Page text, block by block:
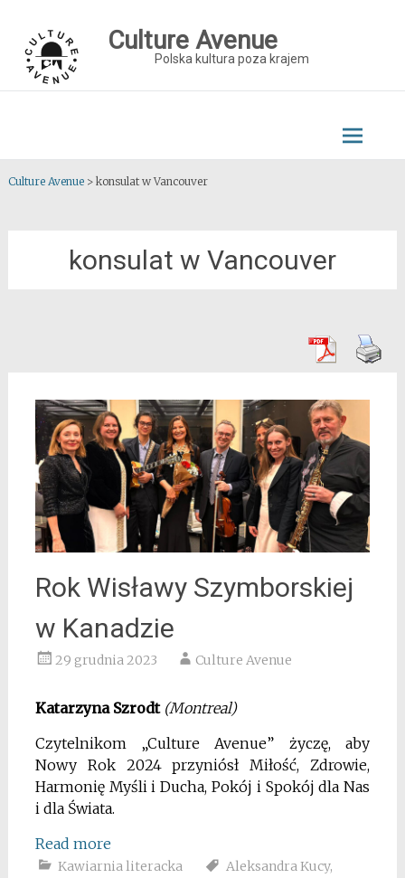
content
Culture Avenue
Polska kultura poza krajem
Culture Avenue> konsulat w Vancouver
konsulat w Vancouver
Rok Wisławy Szymborskiej
w Kanadzie
29 grudnia 2023 Culture Avenue
Katarzyna Szrodt (Montreal)
Czytelnikom „Culture Avenue” życzę, aby
Nowy Rok 2024 przyniósł Miłość, Zdrowie,
Harmonię Myśli i Ducha, Pokój i Spokój dla Nas
i dla Świata.
Read more
Kawiarnia literacka Aleksandra Kucy,